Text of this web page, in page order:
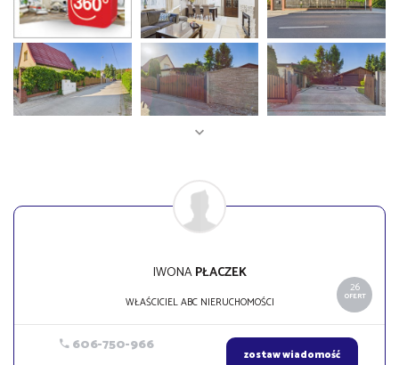
26
OFERT
IWONAPŁACZEK
WŁAŚCICIEL ABC NIERUCHOMOŚCI
606-750-966 zostaw wiadomość